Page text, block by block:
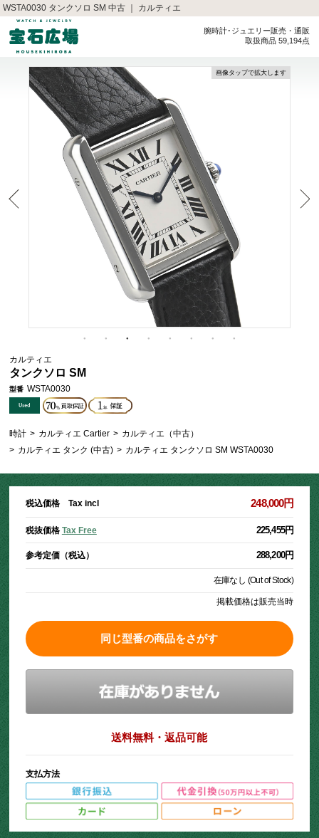
WSTA0030 タンクソロ SM 中古 ｜ カルティエ
腕時計･ジュエリー販売・通販
取扱商品 59,194点
画像タップで拡大します
カルティエ
タンクソロ SM
型番 WSTA0030
時計 > カルティエ Cartier > カルティエ（中古）
> カルティエ タンク (中古) > カルティエ タンクソロ SM WSTA0030
税込価格 Tax incl 248,000円
税抜価格 Tax Free 225,455円
参考定価（税込） 288,200円
在庫なし (Out of Stock)
掲載価格は販売当時
同じ型番の商品をさがす
送料無料・返品可能
支払方法